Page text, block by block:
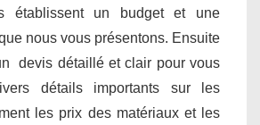
établissent un budget et une
nous vous présentons. Ensuite
devis détaillé et clair pour vous
détails importants sur les
les prix des matériaux et les